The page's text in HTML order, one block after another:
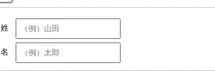
姓
名